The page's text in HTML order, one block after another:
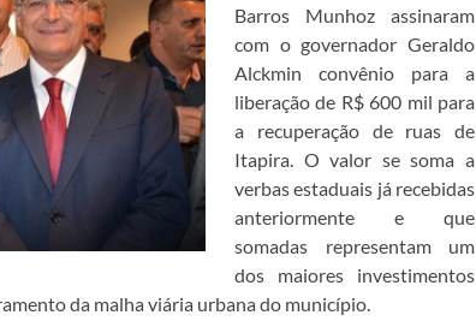
Barros Munhoz assinaram
com o governador Geraldo
Alckmin convênio para a
liberação de R$ 600 mil para
a recuperação de ruas de
Itapira. O valor se soma a
verbas estaduais já recebidas
anteriormente e que
somadas representam um
dos maiores investimentos
da malha viária urbana do município.